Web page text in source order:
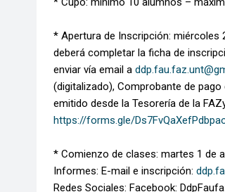
* Apertura de Inscripción: miércoles
deberá completar la ficha de
enviar vía email a
(digitalizado), Comprobante de
emitido desde la Tesorería de la
https://forms.gle/
* Comienzo de clases: martes 1 de
Informes: E-mail e inscripción:
Redes Sociales: Facebook: